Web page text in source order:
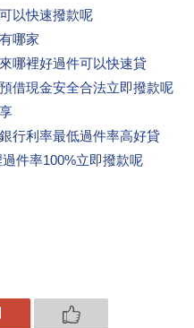
以快速撥款呢
哪家
哪裡好過件可以快速貸
借現金安全合法立即撥款呢
行利率最低過件率高好貸
件率100%立即撥款呢